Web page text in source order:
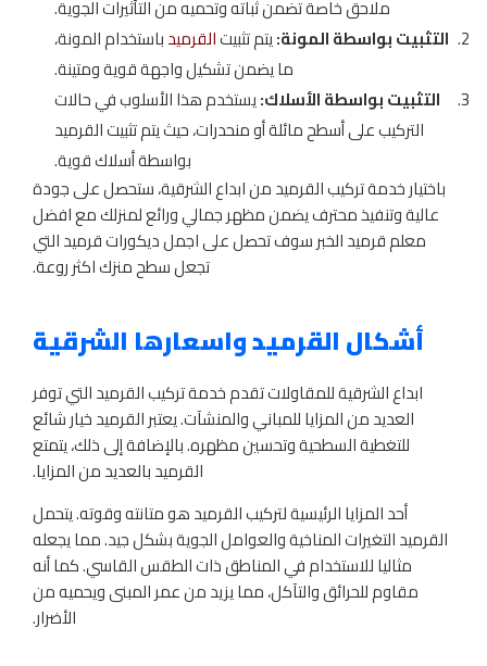
ملاحق خاصة تضمن ثباته وتحميه من التأثيرات الجوية.
التثبيت بواسطة المونة:يتم تثبيتالقرميدباستخدام المونة،
ما يضمن تشكيل واجهة قوية ومتينة.
التثبيت بواسطة الأسلاك:يستخدم هذا الأسلوب في حالات
التركيب على أسطح مائلة أو منحدرات، حيث يتم تثبيت القرميد
بواسطة أسلاك قوية.
باختيار خدمة تركيب القرميد من ابداع الشرقية، ستحصل على جودة
عالية وتنفيذ محترف يضمن مظهر جمالي ورائع لمنزلك مع افضل
معلم قرميد الخبر سوف تحصل على اجمل ديكورات قرميد التي
تجعل سطح منزك اكثر روعة.
أشكال القرميد واسعارها الشرقية
ابداع الشرقية للمقاولات تقدم خدمة تركيب القرميد التي توفر
العديد من المزايا للمباني والمنشآت. يعتبر القرميد خيار شائع
للتغطية السطحية وتحسين مظهره. بالإضافة إلى ذلك، يتمتع
القرميد بالعديد من المزايا.
أحد المزايا الرئيسية لتركيب القرميد هو متانته وقوته. يتحمل
القرميد التغيرات المناخية والعوامل الجوية بشكل جيد. مما يجعله
مثاليا للاستخدام في المناطق ذات الطقس القاسي. كما أنه
مقاوم للحرائق والتآكل، مما يزيد من عمر المبنى ويحميه من
الأضرار.